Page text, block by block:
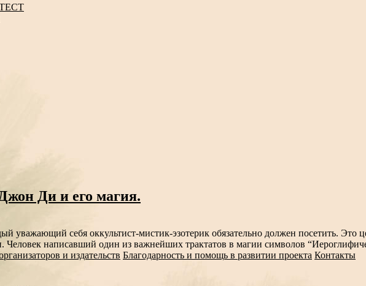
Ди и его магия.
уважающий себя оккультист-мистик-эзотерик обязательно должен посетить. Это
написавший один из важнейших трактатов в магии символов
и издательств Благодарность и помощь в развитии проекта Контакты